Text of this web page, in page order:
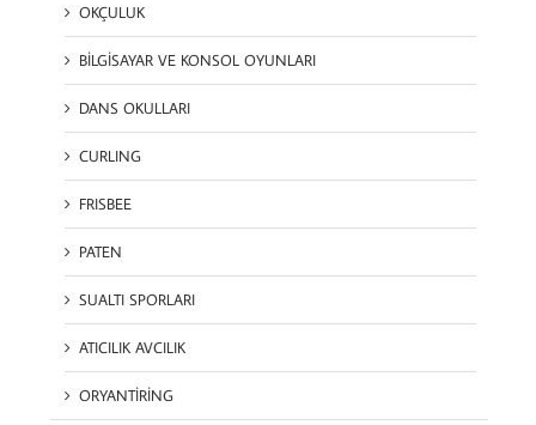
OKÇULUK
BİLGİSAYAR VE KONSOL OYUNLARI
DANS OKULLARI
CURLING
FRISBEE
PATEN
SUALTI SPORLARI
ATICILIK AVCILIK
ORYANTİRİNG